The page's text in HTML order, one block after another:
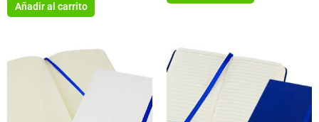
Añadir al carrito